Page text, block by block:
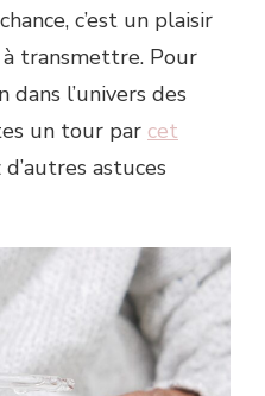
c’est un plaisir
transmettre. Pour
l’univers des
un tour par cet
astuces